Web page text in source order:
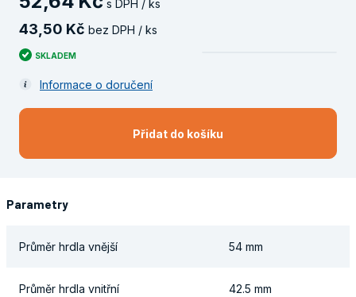
s DPH / ks
43 50 Kč bez DPH / ks
SKLADEM
Informace o doručení
Přidat do košíku
Parametry
Průměr hrdla vnější 54 mm
Průměr hrdla vnitřní 42.5 mm